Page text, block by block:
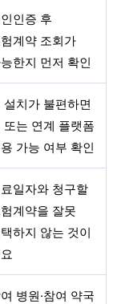
인증 후
계약 조회가
한지 먼저 확인
설치가 불편하면
또는 연계 플랫폼
가능 여부 확인
일자와 청구할
계약을 잘못
하지 않는 것이
병원·참여 약국